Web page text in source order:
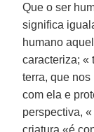
Que o ser
significa
humano
caracteriza; «
terra, que
com ela e
perspectiva,
criatura «é